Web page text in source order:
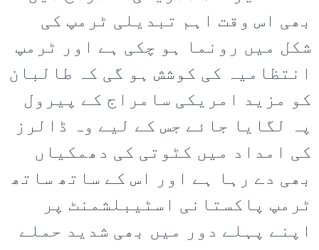
بھی اس وقت اہم تبدیلی ٹرمپ کی
شکل میں رونما ہو چکی ہے اور ٹرمپ
انتظامیہ کی کوشش ہو گی کہ طالبان
کو مزید امریکی سامراج کے پیرول
پہ لگایا جائے جس کے لیے وہ ڈالرز
کی امداد میں کٹوتی کی دھمکیاں
بھی دے رہا ہے اور اس کے ساتھ ساتھ
ٹرمپ پاکستانی اسٹیبلشمنٹ پر
اپنے پہلے دور میں بھی شدید حملے